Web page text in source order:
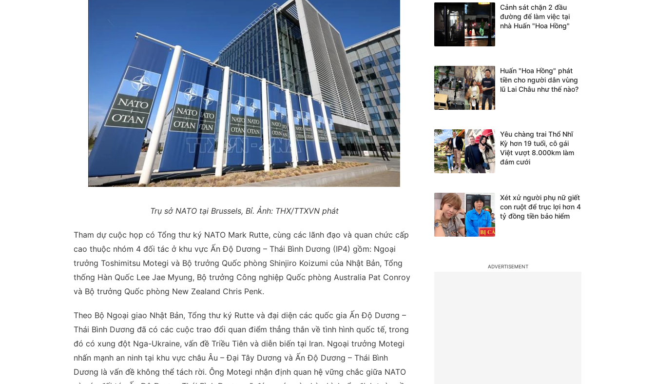
Trụ sở NATO tại Brussels, Bỉ. Ảnh: THX/TTXVN phát
Tham dự cuộc họp có Tổng thư ký NATO Mark Rutte, cùng các lãnh đạo và quan chức cấp
cao thuộc nhóm 4 đối tác ở khu vực Ấn Độ Dương – Thái Bình Dương (IP4) gồm: Ngoại
trưởng Toshimitsu Motegi và Bộ trưởng Quốc phòng Shinjiro Koizumi của Nhật Bản, Tổng
thống Hàn Quốc Lee Jae Myung, Bộ trưởng Công nghiệp Quốc phòng Australia Pat Conroy
và Bộ trưởng Quốc phòng New Zealand Chris Penk.
Theo Bộ Ngoại giao Nhật Bản, Tổng thư ký Rutte và đại diện các quốc gia Ấn Độ Dương –
Thái Bình Dương đã có các cuộc trao đổi quan điểm thẳng thắn về tình hình quốc tế, trong
đó có xung đột Nga-Ukraine, vấn đề Triều Tiên và diễn biến tại Iran. Ngoại trưởng Motegi
nhấn mạnh an ninh tại khu vực châu Âu – Đại Tây Dương và Ấn Độ Dương – Thái Bình
Dương là vấn đề không thể tách rời. Ông Motegi nhận định quan hệ vững chắc giữa NATO
Cảnh sát chặn 2 đầu
đường để làm việc tại
nhà Huấn "Hoa Hồng"
Huấn "Hoa Hồng" phát
tiền cho người dân vùng
lũ Lai Châu như thế nào?
Yêu chàng trai Thổ Nhĩ
Kỳ hơn 19 tuổi, cô gái
Việt vượt 8.000km làm
đám cưới
Xét xử người phụ nữ giết
con ruột để trục lợi hơn 4
tỷ đồng tiền bảo hiểm